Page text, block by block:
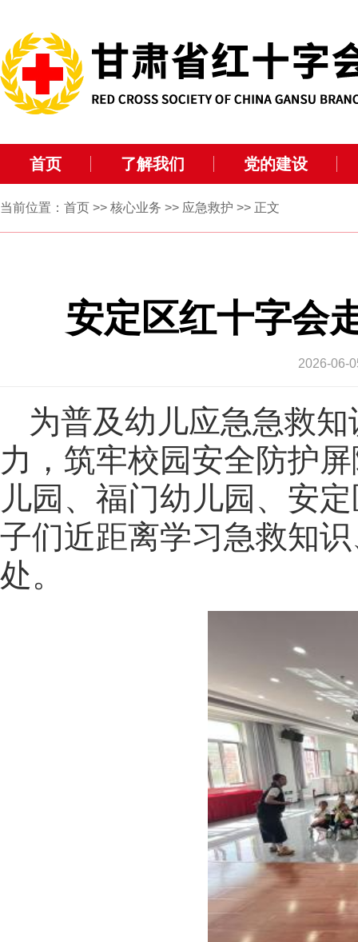
首页 了解我们 党的建设
当前位置： 首页 >> 核心业务 >> 应急救护 >> 正文
安定区红十字会
2026-06-
为普及幼儿应急急救
力，筑牢校园安全防护
儿园、福门幼儿园、安
子们近距离学习急救知
处。